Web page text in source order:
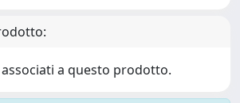
a questo prodotto.